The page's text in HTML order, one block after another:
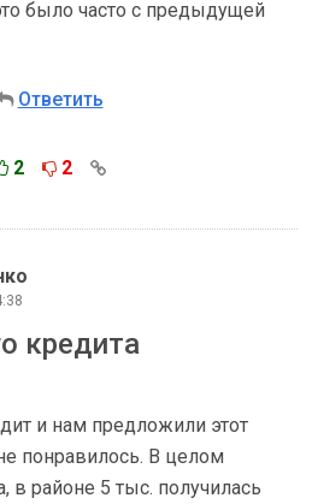
было часто с предыдущей
Ответить
2 2
кредита
и нам предложили этот
понравилось. В целом
в районе 5 тыс. получилась